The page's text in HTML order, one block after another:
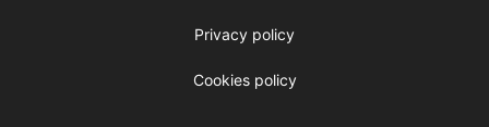
Privacy policy
Cookies policy